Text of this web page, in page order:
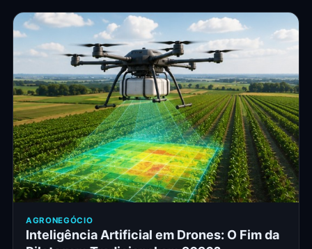
AGRONEGÓCIO
Inteligência Artificial em Drones: O Fim da